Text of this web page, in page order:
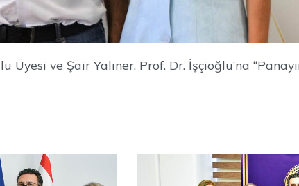
ve Şair Yalıner, Prof. Dr. İşçioğlu’na